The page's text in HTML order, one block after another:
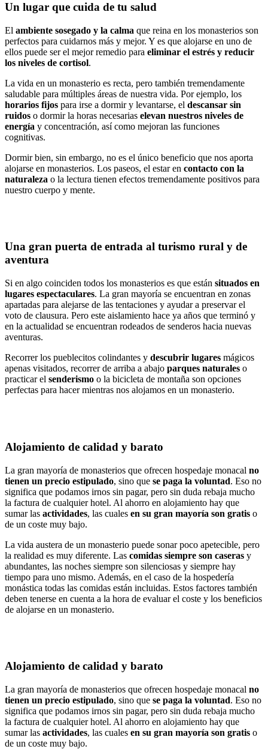
Un lugar que cuida de tu salud
El ambiente sosegado y la calma que reina en los monasterios son
perfectos para cuidarnos más y mejor. Y es que alojarse en uno de
ellos puede ser el mejor remedio para eliminar el estrés y reducir
los niveles de cortisol.
La vida en un monasterio es recta, pero también tremendamente
saludable para múltiples áreas de nuestra vida. Por ejemplo, los
horarios fijos para irse a dormir y levantarse, el descansar sin
ruidos o dormir la horas necesarias elevan nuestros niveles de
energía y concentración, así como mejoran las funciones
cognitivas.
Dormir bien, sin embargo, no es el único beneficio que nos aporta
alojarse en monasterios. Los paseos, el estar en contacto con la
naturaleza o la lectura tienen efectos tremendamente positivos para
nuestro cuerpo y mente.
Una gran puerta de entrada al turismo rural y de
aventura
Si en algo coinciden todos los monasterios es que están situados en
lugares espectaculares. La gran mayoría se encuentran en zonas
apartadas para alejarse de las tentaciones y ayudar a preservar el
voto de clausura. Pero este aislamiento hace ya años que terminó y
en la actualidad se encuentran rodeados de senderos hacia nuevas
aventuras.
Recorrer los pueblecitos colindantes y descubrir lugares mágicos
apenas visitados, recorrer de arriba a abajo parques naturales o
practicar el senderismo o la bicicleta de montaña son opciones
perfectas para hacer mientras nos alojamos en un monasterio.
Alojamiento de calidad y barato
La gran mayoría de monasterios que ofrecen hospedaje monacal no
tienen un precio estipulado, sino que se paga la voluntad. Eso no
significa que podamos irnos sin pagar, pero sin duda rebaja mucho
la factura de cualquier hotel. Al ahorro en alojamiento hay que
sumar las actividades, las cuales en su gran mayoría son gratis o
de un coste muy bajo.
La vida austera de un monasterio puede sonar poco apetecible, pero
la realidad es muy diferente. Las comidas siempre son caseras y
abundantes, las noches siempre son silenciosas y siempre hay
tiempo para uno mismo. Además, en el caso de la hospedería
monástica todas las comidas están incluidas. Estos factores también
deben tenerse en cuenta a la hora de evaluar el coste y los beneficios
de alojarse en un monasterio.
Alojamiento de calidad y barato
La gran mayoría de monasterios que ofrecen hospedaje monacal no
tienen un precio estipulado, sino que se paga la voluntad. Eso no
significa que podamos irnos sin pagar, pero sin duda rebaja mucho
la factura de cualquier hotel. Al ahorro en alojamiento hay que
sumar las actividades, las cuales en su gran mayoría son gratis o
de un coste muy bajo.